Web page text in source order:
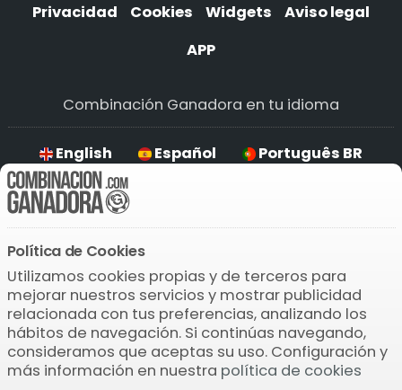
Privacidad
Cookies Widgets
Aviso legal
APP
Combinación Ganadora en tu idioma
English Español Português BR
Descarga la APP
Política de Cookies
Utilizamos cookies propias y de terceros para
mejorar nuestros servicios y mostrar publicidad
relacionada con tus preferencias, analizando los
hábitos de navegación. Si continúas navegando,
consideramos que aceptas su uso. Configuración y
más información en nuestra política de cookies